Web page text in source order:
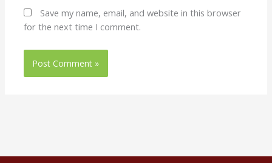
Save my name, email, and website in this browser
for the next time I comment.